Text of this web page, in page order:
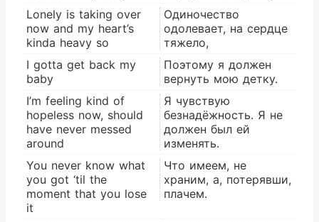
Lonely is taking over
now and my heart’s
kinda heavy so
Одиночество
одолевает, на сердце
тяжело,
I gotta get back my
baby
Поэтому я должен
вернуть мою детку.
I’m feeling kind of
hopeless now, should
have never messed
around
Я чувствую
безнадёжность. Я не
должен был ей
изменять.
You never know what
you got ‘til the
moment that you lose
it
Что имеем, не
храним, а, потерявши,
плачем.